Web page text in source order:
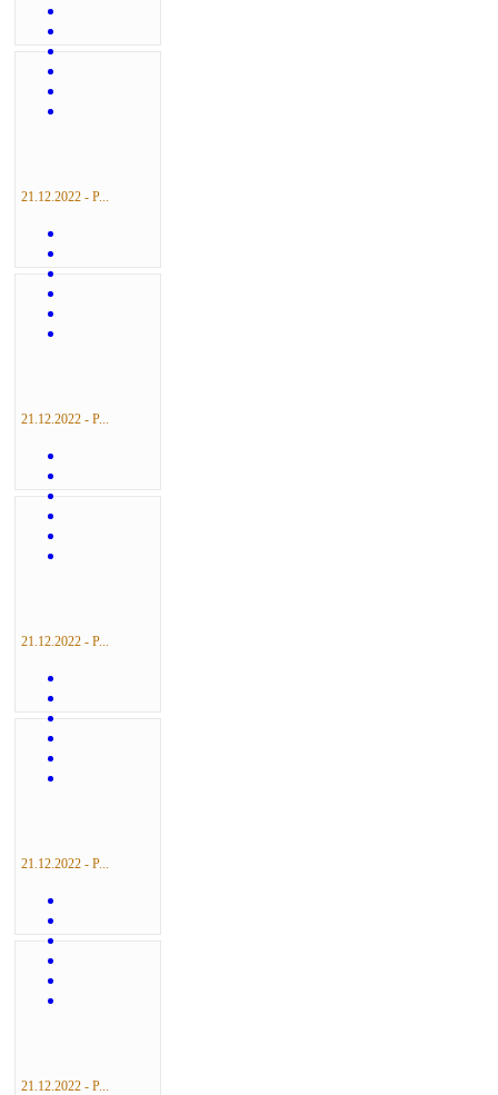
21.12.2022 - Р...
21.12.2022 - Р...
21.12.2022 - Р...
21.12.2022 - Р...
21.12.2022 - Р...